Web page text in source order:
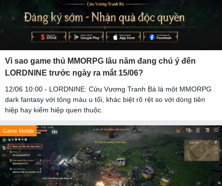
Vì sao game thủ MMORPG lâu năm đang chú ý đến
LORDNINE trước ngày ra mắt 15/06?
12/06 10:00 - LORDNINE: Cửu Vương Tranh Bá là một MMORPG
dark fantasy với tông màu u tối, khác biệt rõ rệt so với dòng tiên
hiệp hay kiếm hiệp quen thuộc.
Game Mobile